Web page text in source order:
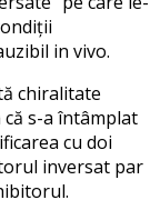
in vivo.
chiralitate
că s-a întâmplat
cu doi
inversat par